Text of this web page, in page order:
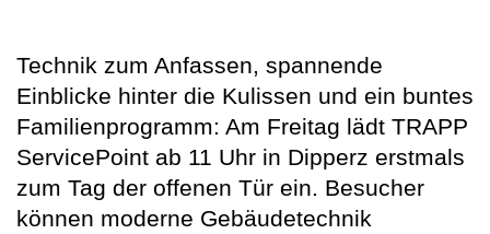
Technik zum Anfassen, spannende
Einblicke hinter die Kulissen und ein buntes
Familienprogramm: Am Freitag lädt TRAPP
ServicePoint ab 11 Uhr in Dipperz erstmals
zum Tag der offenen Tür ein. Besucher
können moderne Gebäudetechnik